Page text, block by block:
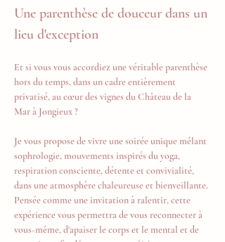
Une parenthèse de douceur dans un
lieu d'exception
Et si vous vous accordiez une véritable parenthèse
hors du temps, dans un cadre entièrement
privatisé, au cœur des vignes du Château de la
Mar à Jongieux ?
Je vous propose de vivre une soirée unique mêlant
sophrologie, mouvements inspirés du yoga,
respiration consciente, détente et convivialité,
dans une atmosphère chaleureuse et bienveillante.
Pensée comme une invitation à ralentir, cette
expérience vous permettra de vous reconnecter à
vous-même, d'apaiser le corps et le mental et de